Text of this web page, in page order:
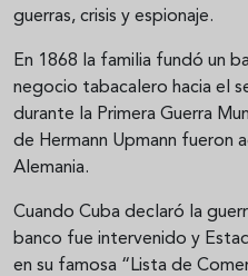
guerras, crisis y espionaje.
En 1868 la familia fundó un
negocio tabacalero hacia el
durante la Primera Guerra
de Hermann Upmann fueron
Alemania.
Cuando Cuba declaró la
banco fue intervenido y
en su famosa “Lista de